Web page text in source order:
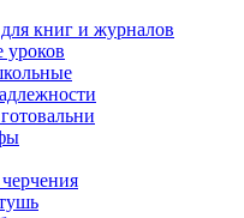
книг и журналов
уроков